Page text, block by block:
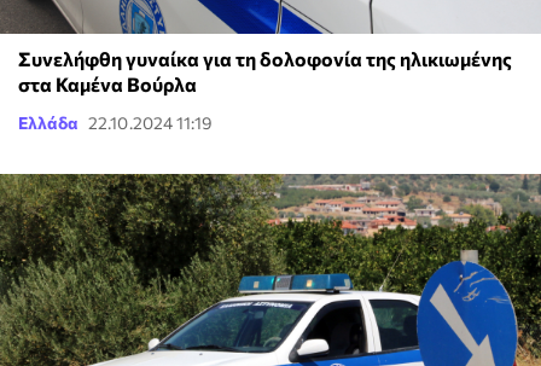
Συνελήφθη γυναίκα για τη δολοφονία της ηλικιωμένης
στα Καμένα Βούρλα
Ελλάδα 22.10.2024 11:19